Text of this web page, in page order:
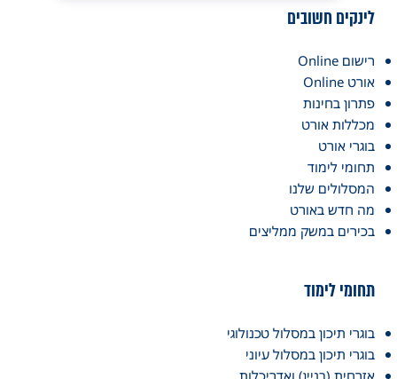
לינקים חשובים
רישום Online
אורט Online
פתרון בחינות
מכללות אורט
בוגרי אורט
תחומי לימוד
המסלולים שלנו
מה חדש באורט
בכירים במשק ממליצים
תחומי לימוד
בוגרי תיכון במסלול טכנולוגי
בוגרי תיכון במסלול עיוני